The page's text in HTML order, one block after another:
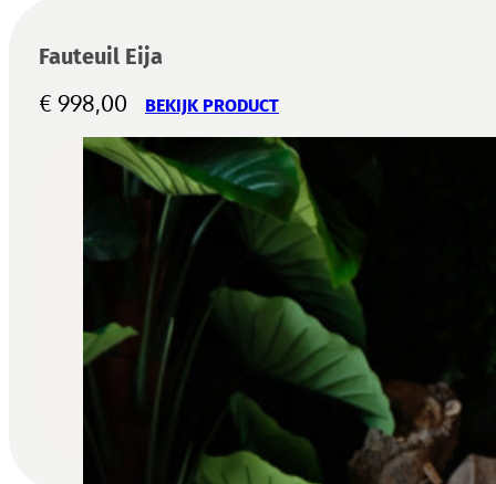
Fauteuil Eija
€ 998,00 BEKIJK PRODUCT